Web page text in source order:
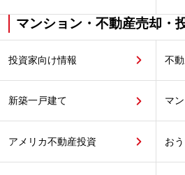
マンション・不動産売却・
投資家向け情報 不
新築一戸建て マ
アメリカ不動産投資 お